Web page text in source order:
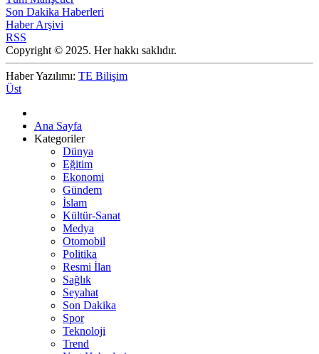
Son Dakika Haberleri
Haber Arşivi
RSS
Copyright © 2025. Her hakkı saklıdır.
Haber Yazılımı: TE Bilişim
Üst
Ana Sayfa
Kategoriler
Dünya
Eğitim
Ekonomi
Gündem
İslam
Kültür-Sanat
Medya
Otomobil
Politika
Resmi İlan
Sağlık
Seyahat
Son Dakika
Spor
Teknoloji
Trend